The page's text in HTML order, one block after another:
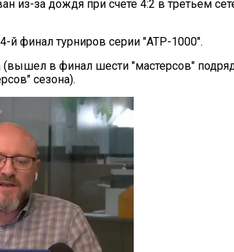
из-за дождя при счете 4:2 в третьем
финал турниров серии "АТР-1000".
в финал шести "мастерсов"
сезона).